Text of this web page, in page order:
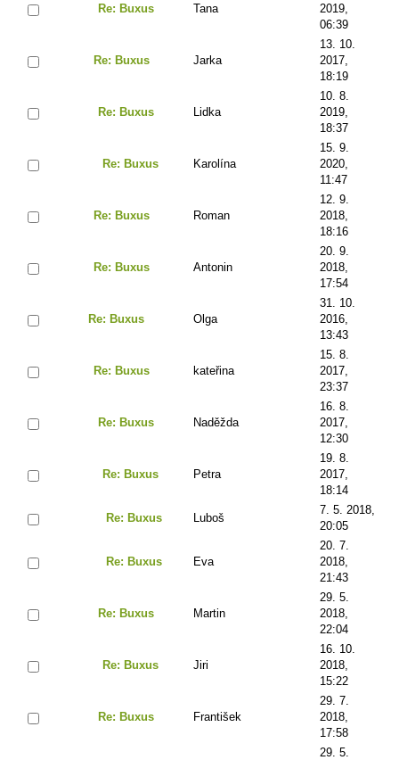
Re: Buxus Tana
2019,
06:39
Re: Buxus Jarka
13. 10.
2017,
18:19
Re: Buxus Lidka
10. 8.
2019,
18:37
Re: Buxus Karolína
15. 9.
2020,
11:47
Re: Buxus Roman
12. 9.
2018,
18:16
Re: Buxus Antonin
20. 9.
2018,
17:54
Re: Buxus Olga
31. 10.
2016,
13:43
Re: Buxus kateřina
15. 8.
2017,
23:37
Re: Buxus Naděžda
16. 8.
2017,
12:30
Re: Buxus Petra
19. 8.
2017,
18:14
Re: Buxus Luboš
7. 5. 2018,
20:05
Re: Buxus Eva
20. 7.
2018,
21:43
Re: Buxus Martin
29. 5.
2018,
22:04
Re: Buxus Jiri
16. 10.
2018,
15:22
Re: Buxus František
29. 7.
2018,
17:58
29. 5.